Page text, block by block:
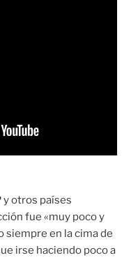
y otros países
fue «muy poco y
siempre en la cima de
irse haciendo poco a